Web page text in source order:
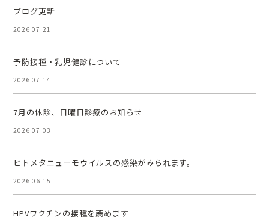
ブログ更新
2026.07.21
予防接種・乳児健診について
2026.07.14
7月の休診、日曜日診療のお知らせ
2026.07.03
ヒトメタニューモウイルスの感染がみられます。
2026.06.15
HPVワクチンの接種を薦めます